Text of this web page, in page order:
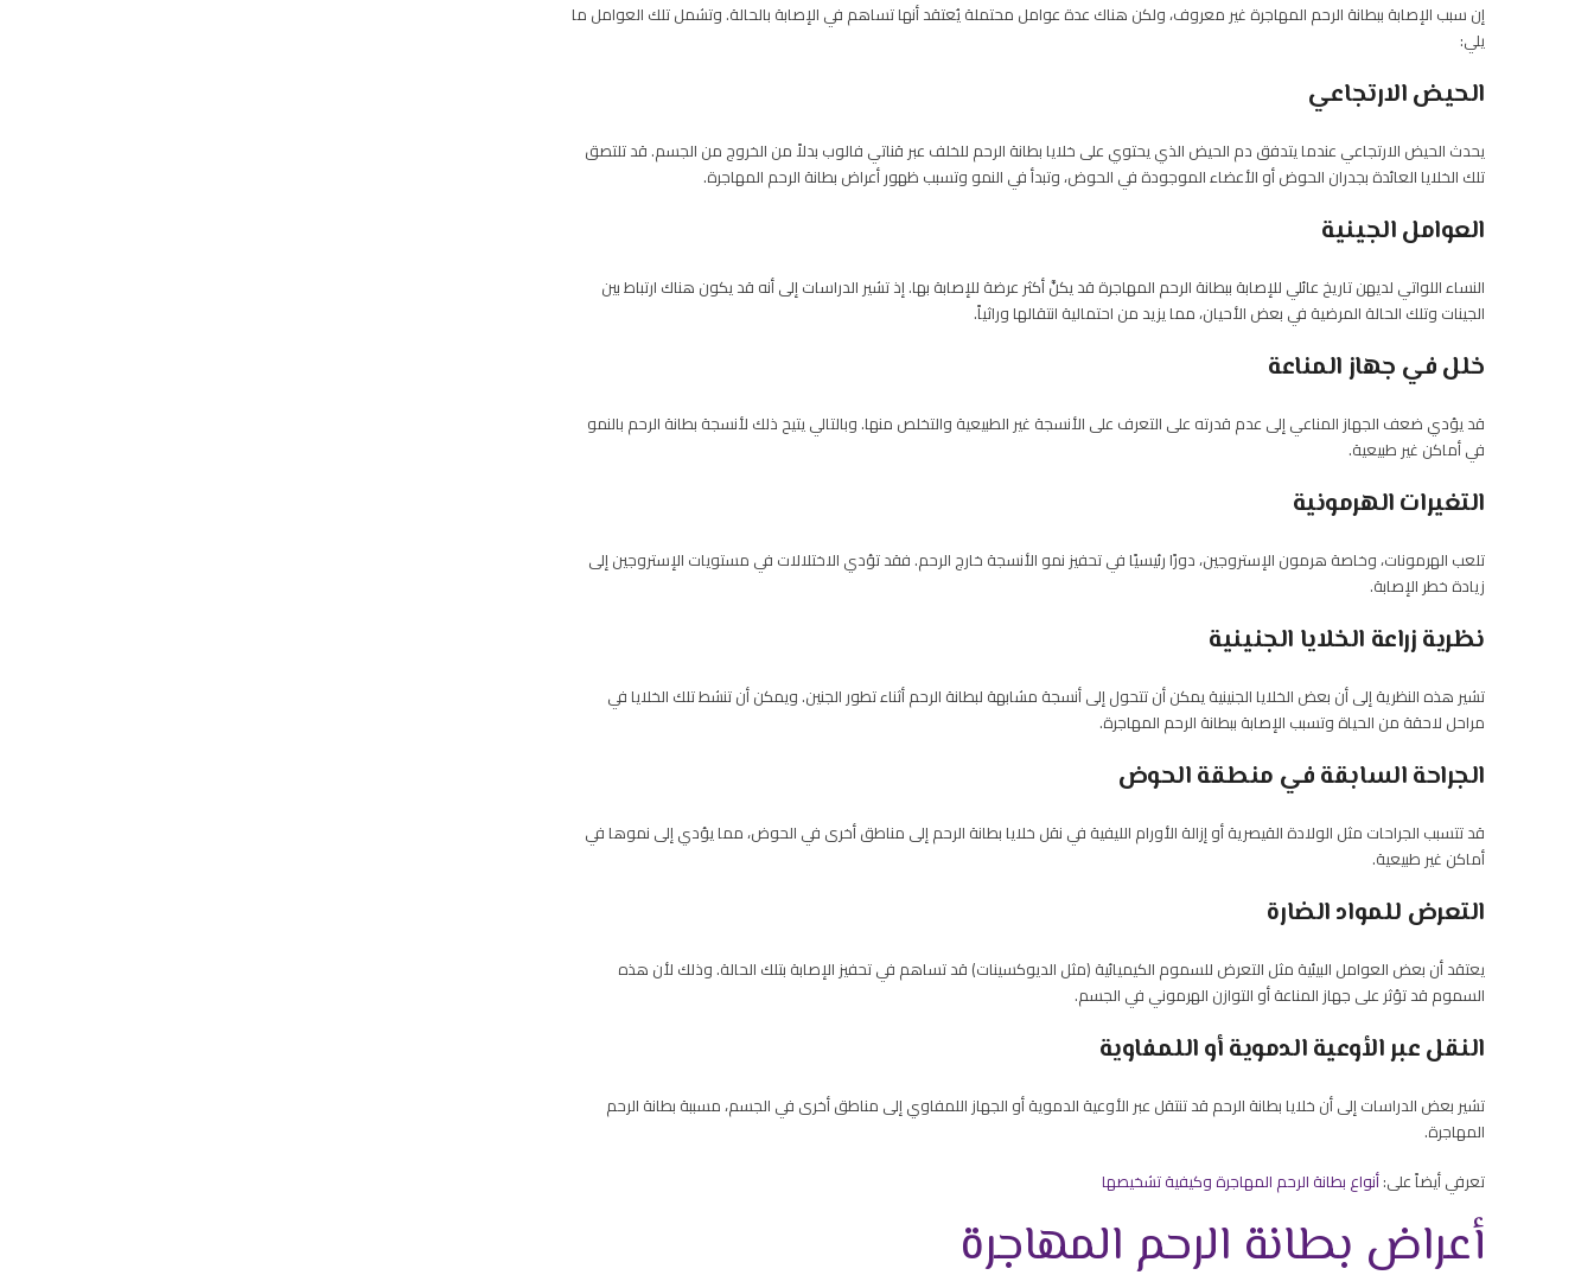
إن سبب الإصابة ببطانة الرحم المهاجرة غير معروف، ولكن هناك عدة عوامل محتملة يُعتقد أنها تساهم في الإصابة بالحالة. وتشمل تلك العوامل ما
يلي:
الحيض الارتجاعي
يحدث الحيض الارتجاعي عندما يتدفق دم الحيض الذي يحتوي على خلايا بطانة الرحم للخلف عبر قناتي فالوب بدلاً من الخروج من الجسم. قد تلتصق
تلك الخلايا العائدة بجدران الحوض أو الأعضاء الموجودة في الحوض، وتبدأ في النمو وتسبب ظهور أعراض بطانة الرحم المهاجرة.
العوامل الجينية
النساء اللواتي لديهن تاريخ عائلي للإصابة ببطانة الرحم المهاجرة قد يكنَّ أكثر عرضة للإصابة بها. إذ تشير الدراسات إلى أنه قد يكون هناك ارتباط بين
الجينات وتلك الحالة المرضية في بعض الأحيان، مما يزيد من احتمالية انتقالها وراثياً.
خلل في جهاز المناعة
قد يؤدي ضعف الجهاز المناعي إلى عدم قدرته على التعرف على الأنسجة غير الطبيعية والتخلص منها. وبالتالي يتيح ذلك لأنسجة بطانة الرحم بالنمو
في أماكن غير طبيعية.
التغيرات الهرمونية
تلعب الهرمونات، وخاصة هرمون الإستروجين، دورًا رئيسيًا في تحفيز نمو الأنسجة خارج الرحم. فقد تؤدي الاختلالات في مستويات الإستروجين إلى
زيادة خطر الإصابة.
نظرية زراعة الخلايا الجنينية
تشير هذه النظرية إلى أن بعض الخلايا الجنينية يمكن أن تتحول إلى أنسجة مشابهة لبطانة الرحم أثناء تطور الجنين. ويمكن أن تنشط تلك الخلايا في
مراحل لاحقة من الحياة وتسبب الإصابة ببطانة الرحم المهاجرة.
الجراحة السابقة في منطقة الحوض
قد تتسبب الجراحات مثل الولادة القيصرية أو إزالة الأورام الليفية في نقل خلايا بطانة الرحم إلى مناطق أخرى في الحوض، مما يؤدي إلى نموها في
أماكن غير طبيعية.
التعرض للمواد الضارة
يعتقد أن بعض العوامل البيئية مثل التعرض للسموم الكيميائية (مثل الديوكسينات) قد تساهم في تحفيز الإصابة بتلك الحالة. وذلك لأن هذه
السموم قد تؤثر على جهاز المناعة أو التوازن الهرموني في الجسم.
النقل عبر الأوعية الدموية أو اللمفاوية
تشير بعض الدراسات إلى أن خلايا بطانة الرحم قد تنتقل عبر الأوعية الدموية أو الجهاز اللمفاوي إلى مناطق أخرى في الجسم، مسببة بطانة الرحم
المهاجرة.
تعرفي أيضاً على:أنواع بطانة الرحم المهاجرة وكيفية تشخيصها
أعراض بطانة الرحم المهاجرة